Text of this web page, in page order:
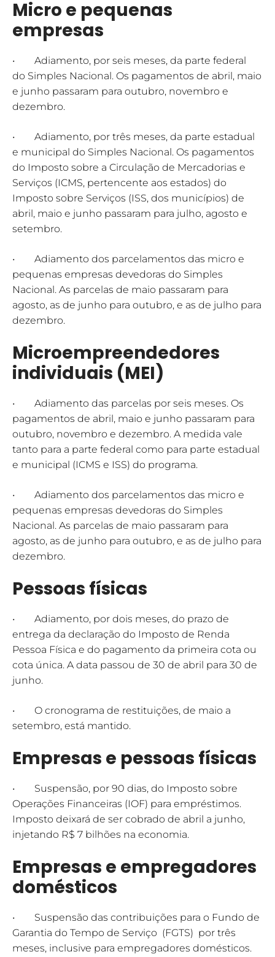
Micro e pequenas
empresas
• Adiamento, por seis meses, da parte federal
do Simples Nacional. Os pagamentos de abril, maio
e junho passaram para outubro, novembro e
dezembro.
• Adiamento, por três meses, da parte estadual
e municipal do Simples Nacional. Os pagamentos
do Imposto sobre a Circulação de Mercadorias e
Serviços (ICMS, pertencente aos estados) do
Imposto sobre Serviços (ISS, dos municípios) de
abril, maio e junho passaram para julho, agosto e
setembro.
• Adiamento dos parcelamentos das micro e
pequenas empresas devedoras do Simples
Nacional. As parcelas de maio passaram para
agosto, as de junho para outubro, e as de julho para
dezembro.
Microempreendedores
individuais (MEI)
• Adiamento das parcelas por seis meses. Os
pagamentos de abril, maio e junho passaram para
outubro, novembro e dezembro. A medida vale
tanto para a parte federal como para parte estadual
e municipal (ICMS e ISS) do programa.
• Adiamento dos parcelamentos das micro e
pequenas empresas devedoras do Simples
Nacional. As parcelas de maio passaram para
agosto, as de junho para outubro, e as de julho para
dezembro.
Pessoas físicas
• Adiamento, por dois meses, do prazo de
entrega da declaração do Imposto de Renda
Pessoa Física e do pagamento da primeira cota ou
cota única. A data passou de 30 de abril para 30 de
junho.
• O cronograma de restituições, de maio a
setembro, está mantido.
Empresas e pessoas físicas
• Suspensão, por 90 dias, do Imposto sobre
Operações Financeiras (IOF) para empréstimos.
Imposto deixará de ser cobrado de abril a junho,
injetando R$ 7 bilhões na economia.
Empresas e empregadores
domésticos
• Suspensão das contribuições para o Fundo de
Garantia do Tempo de Serviço (FGTS) por três
meses, inclusive para empregadores domésticos.